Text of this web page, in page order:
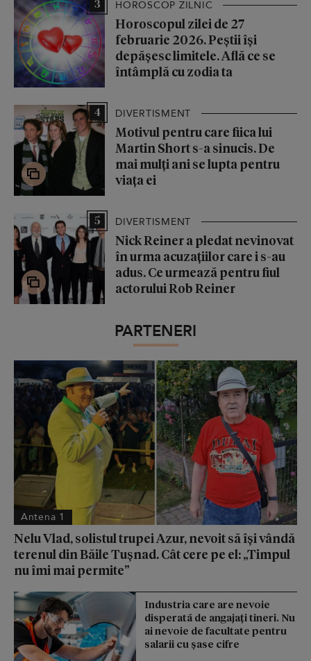
3 HOROSCOP ZILNIC
Horoscopul zilei de 27
februarie 2026. Peștii își
depășesc limitele. Află ce se
întâmplă cu zodia ta
4 DIVERTISMENT
Motivul pentru care fiica lui
Martin Short s-a sinucis. De
mai mulți ani se lupta pentru
viața ei
5 DIVERTISMENT
Nick Reiner a pledat nevinovat
în urma acuzațiilor care i s-au
adus. Ce urmează pentru fiul
actorului Rob Reiner
PARTENERI
Antena 1
Nelu Vlad, solistul trupei Azur, nevoit să își vândă
terenul din Băile Tușnad. Cât cere pe el: „Timpul
nu îmi mai permite”
Industria care are nevoie
disperată de angajaţi tineri. Nu
ai nevoie de facultate pentru
salarii cu şase cifre